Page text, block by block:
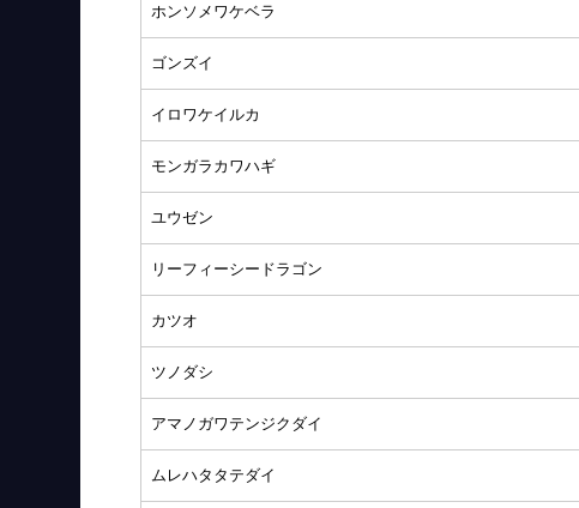
ホンソメワケベラ
ゴンズイ
イロワケイルカ
モンガラカワハギ
ユウゼン
リーフィーシードラゴン
カツオ
ツノダシ
アマノガワテンジクダイ
ムレハタタテダイ